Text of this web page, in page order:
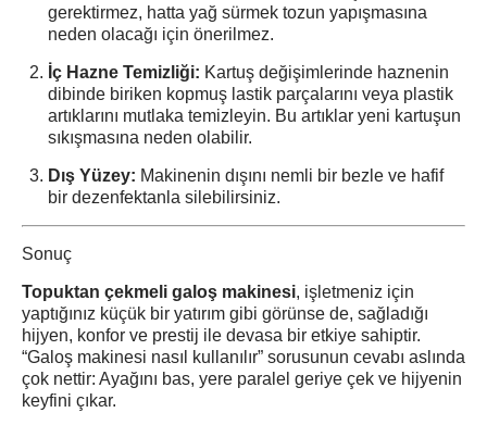
gerektirmez, hatta yağ sürmek tozun yapışmasına
neden olacağı için önerilmez.
İç Hazne Temizliği: Kartuş değişimlerinde haznenin
dibinde biriken kopmuş lastik parçalarını veya plastik
artıklarını mutlaka temizleyin. Bu artıklar yeni kartuşun
sıkışmasına neden olabilir.
Dış Yüzey: Makinenin dışını nemli bir bezle ve hafif
bir dezenfektanla silebilirsiniz.
Sonuç
Topuktan çekmeli galoş makinesi, işletmeniz için
yaptığınız küçük bir yatırım gibi görünse de, sağladığı
hijyen, konfor ve prestij ile devasa bir etkiye sahiptir.
“Galoş makinesi nasıl kullanılır” sorusunun cevabı aslında
çok nettir: Ayağını bas, yere paralel geriye çek ve hijyenin
keyfini çıkar.